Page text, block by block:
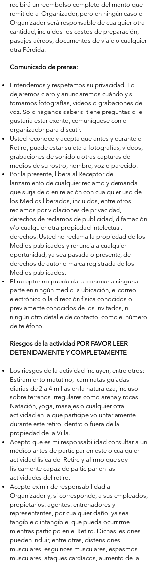
recibirá un reembolso completo del monto que
remitido al Organizador, pero en ningún caso el
Organizador será responsable de cualquier otra
cantidad, incluidos los costos de preparación,
pasajes aéreos, documentos de viaje o cualquier
otra Pérdida.
Comunicado de prensa:
Entendemos y respetamos su privacidad. Lo
dejaremos claro y anunciaremos cuándo y si
tomamos fotografías, videos o grabaciones de
voz. Solo háganos saber si tiene preguntas o le
gustaría estar exento, comuníquese con el
organizador para discutir.
Usted reconoce y acepta que antes y durante el
Retiro, puede estar sujeto a fotografías, videos,
grabaciones de sonido u otras capturas de
medios de su rostro, nombre, voz o parecido.
Por la presente, libera al Receptor del
lanzamiento de cualquier reclamo y demanda
que surja de o en relación con cualquier uso de
los Medios liberados, incluidos, entre otros,
reclamos por violaciones de privacidad,
derechos de reclamos de publicidad, difamación
y/o cualquier otra propiedad intelectual.
derechos. Usted no reclama la propiedad de los
Medios publicados y renuncia a cualquier
oportunidad, ya sea pasada o presente, de
derechos de autor o marca registrada de los
Medios publicados.
El receptor no puede dar a conocer a ninguna
parte en ningún medio la ubicación, el correo
electrónico o la dirección física conocidos o
previamente conocidos de los invitados, ni
ningún otro detalle de contacto, como el número
de teléfono.
Riesgos de la actividad POR FAVOR LEER
DETENIDAMENTE Y COMPLETAMENTE
Los riesgos de la actividad incluyen, entre otros:
Estiramiento matutino, caminatas guiadas
diarias de 2 a 4 millas en la naturaleza, incluso
sobre terrenos irregulares como arena y rocas.
Natación, yoga, masajes o cualquier otra
actividad en la que participe voluntariamente
durante este retiro, dentro o fuera de la
propiedad de la Villa.
Acepto que es mi responsabilidad consultar a un
médico antes de participar en este o cualquier
actividad física del Retiro y afirmo que soy
físicamente capaz de participar en las
actividades del retiro.
Acepto eximir de responsabilidad al
Organizador y, si corresponde, a sus empleados,
propietarios, agentes, entrenadores y
representantes, por cualquier daño, ya sea
tangible o intangible, que pueda ocurrirme
mientras participo en el Retiro. Dichas lesiones
pueden incluir, entre otras, distensiones
musculares, esguinces musculares, espasmos
musculares, ataques cardíacos, aumento de la